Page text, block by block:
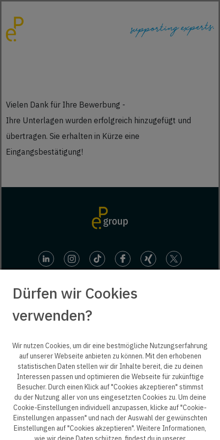
Vielen Dank für Ihre Bewerbung -
Ihre Unterlagen wurden erfolgreich hinzugefügt und
übertragen. Sie erhalten in Kürze eine
Eingangsbestätigung!
ep life science
Datenschutzerklärung B2B Datenschutzerklärung
Dürfen wir Cookies
verwenden?
Wir nutzen Cookies, um dir eine bestmögliche Nutzungserfahrung
auf unserer Webseite anbieten zu können. Mit den erhobenen
statistischen Daten stellen wir dir Inhalte bereit, die zu deinen
Interessen passen und optimieren die Webseite für zukünftige
Besucher. Durch einen Klick auf "Cookies akzeptieren" stimmst
du der Nutzung aller von uns eingesetzten Cookies zu. Um deine
Cookie-Einstellungen individuell anzupassen, klicke auf "Cookie-
Einstellungen anpassen" und nach der Auswahl der gewünschten
Einstellungen auf "Cookies akzeptieren". Weitere Informationen,